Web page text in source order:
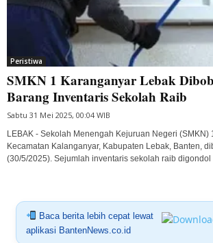
Peristiwa
SMKN 1 Karanganyar Lebak
Barang Inventaris Sekolah Raib
Sabtu 31 Mei 2025, 00:04 WIB
LEBAK - Sekolah Menengah Kejuruan Negeri (SMKN)
Kecamatan Kalanganyar, Kabupaten Lebak, Banten,
(30/5/2025). Sejumlah inventaris sekolah raib digondol
Baca berita lebih cepat lewat
aplikasi BantenNews.co.id